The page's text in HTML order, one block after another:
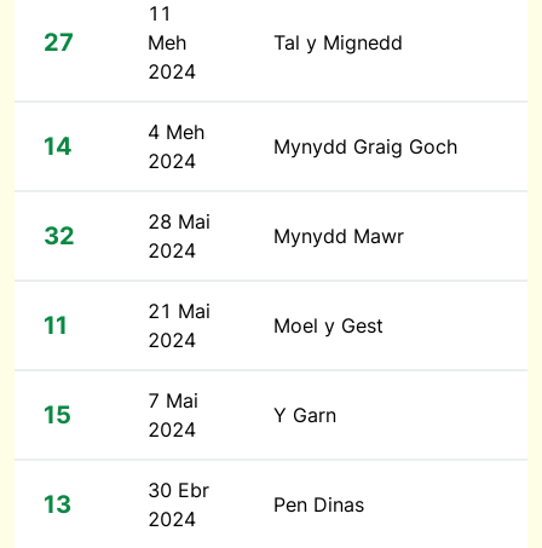
27
11
Meh
2024
Tal y Mignedd
14
4 Meh
2024
Mynydd Graig Goch
32
28 Mai
2024
Mynydd Mawr
11
21 Mai
2024
Moel y Gest
15
7 Mai
2024
Y Garn
13
30 Ebr
2024
Pen Dinas